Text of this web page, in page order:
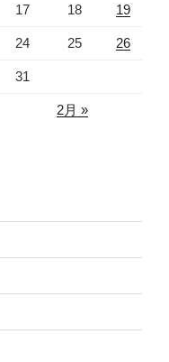
17 18 19
24 25 26
31
2月 »